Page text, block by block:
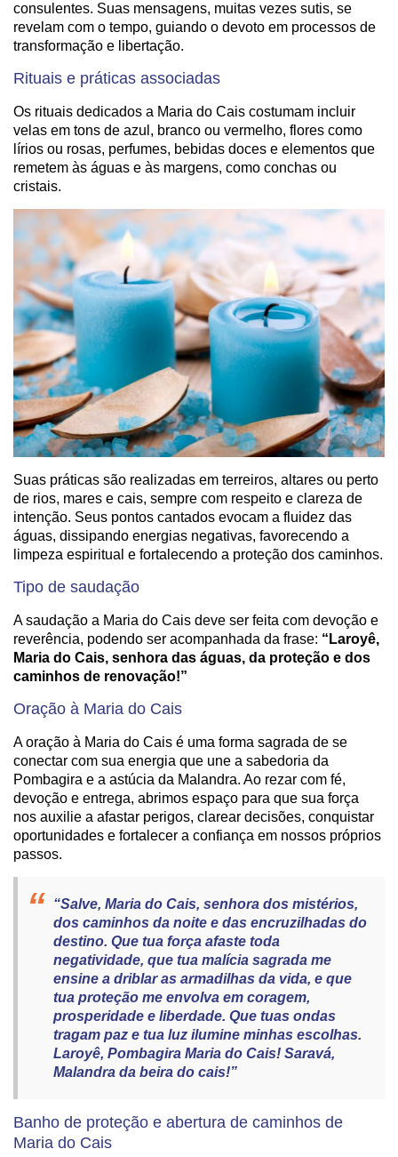
consulentes. Suas mensagens, muitas vezes sutis, se
revelam com o tempo, guiando o devoto em processos de
transformação e libertação.
Rituais e práticas associadas
Os rituais dedicados a Maria do Cais costumam incluir
velas em tons de azul, branco ou vermelho, flores como
lírios ou rosas, perfumes, bebidas doces e elementos que
remetem às águas e às margens, como conchas ou
cristais.
Suas práticas são realizadas em terreiros, altares ou perto
de rios, mares e cais, sempre com respeito e clareza de
intenção. Seus pontos cantados evocam a fluidez das
águas, dissipando energias negativas, favorecendo a
limpeza espiritual e fortalecendo a proteção dos caminhos.
Tipo de saudação
A saudação a Maria do Cais deve ser feita com devoção e
reverência, podendo ser acompanhada da frase: “Laroyê,
Maria do Cais, senhora das águas, da proteção e dos
caminhos de renovação!”
Oração à Maria do Cais
A oração à Maria do Cais é uma forma sagrada de se
conectar com sua energia que une a sabedoria da
Pombagira e a astúcia da Malandra. Ao rezar com fé,
devoção e entrega, abrimos espaço para que sua força
nos auxilie a afastar perigos, clarear decisões, conquistar
oportunidades e fortalecer a confiança em nossos próprios
passos.
“Salve, Maria do Cais, senhora dos mistérios,
dos caminhos da noite e das encruzilhadas do
destino. Que tua força afaste toda
negatividade, que tua malícia sagrada me
ensine a driblar as armadilhas da vida, e que
tua proteção me envolva em coragem,
prosperidade e liberdade. Que tuas ondas
tragam paz e tua luz ilumine minhas escolhas.
Laroyê, Pombagira Maria do Cais! Saravá,
Malandra da beira do cais!”
Banho de proteção e abertura de caminhos de
Maria do Cais